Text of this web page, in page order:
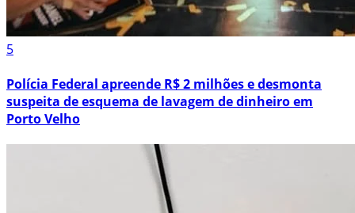
5
Polícia Federal apreende R$ 2 milhões e desmonta
suspeita de esquema de lavagem de dinheiro em
Porto Velho